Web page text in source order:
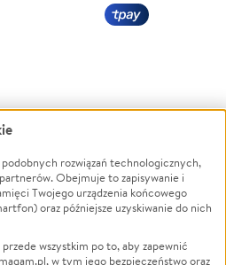
Powódź
Wichura
NGO
Edukacja
rozwiązań technologicznych,
Obejmuje to zapisywanie i
Twojego urządzenia końcowego
oraz późniejsze uzyskiwanie do nich
wszystkim po to, aby zapewnić
w tym jego bezpieczeństwo oraz